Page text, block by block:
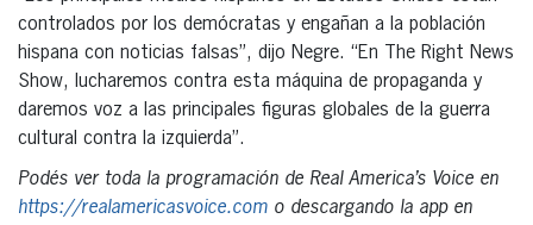
controlados por los demócratas y engañan a la población
hispana con noticias falsas”, dijo Negre. “En The Right News
Show, lucharemos contra esta máquina de propaganda y
daremos voz a las principales figuras globales de la guerra
cultural contra la izquierda”.
Podés ver toda la programación de Real America’s Voice en
https://realamericasvoice.com o descargando la app en